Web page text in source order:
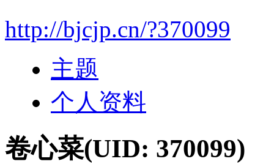
http://bjcjp.cn/?370099
主题
个人资料
卷心菜(UID: 370099)